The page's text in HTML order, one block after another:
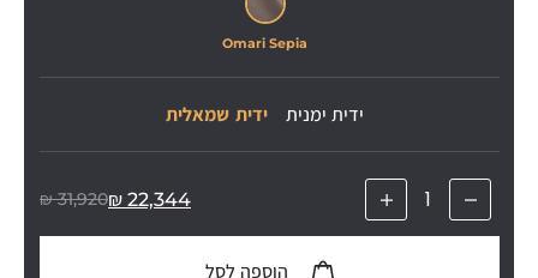
Omari Sepia
ידית ימנית ידית שמאלית
31,920
₪ 22,344
₪